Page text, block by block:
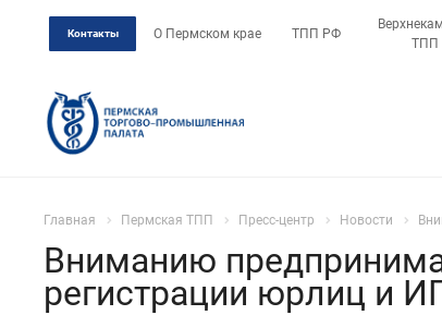
Контакты О Пермском крае ТПП РФ
ТПП
Главная Пермская ТПП Пресс-центр Новости
Вниманию
регистрации юрлиц и